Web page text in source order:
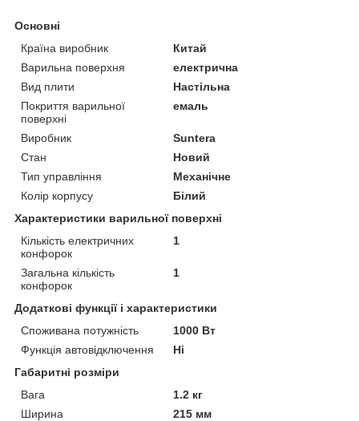
Основні
Країна виробник
Китай
Варильна поверхня
електрична
Вид плити
Настільна
Покриття варильної
поверхні
емаль
Виробник
Suntera
Стан
Новий
Тип управління
Механічне
Колір корпусу
Білий
Характеристики варильної поверхні
Кількість електричних
конфорок
1
Загальна кількість
конфорок
1
Додаткові функції і характеристики
Споживана потужність
1000 Вт
Функція автовідключення
Ні
Габаритні розміри
Вага
1.2 кг
Ширина
215 мм